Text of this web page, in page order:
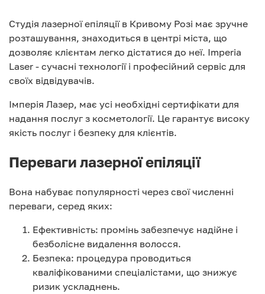
Студія лазерної епіляції в Кривому Розі має зручне
розташування, знаходиться в центрі міста, що
дозволяє клієнтам легко дістатися до неї. Imperia
Laser - сучасні технології і професійний сервіс для
своїх відвідувачів.
Імперія Лазер, має усі необхідні сертифікати для
надання послуг з косметології. Це гарантує високу
якість послуг і безпеку для клієнтів.
Переваги лазерної епіляції
Вона набуває популярності через свої численні
переваги, серед яких:
Ефективність: промінь забезпечує надійне і
безболісне видалення волосся.
Безпека: процедура проводиться
кваліфікованими спеціалістами, що знижує
ризик ускладнень.